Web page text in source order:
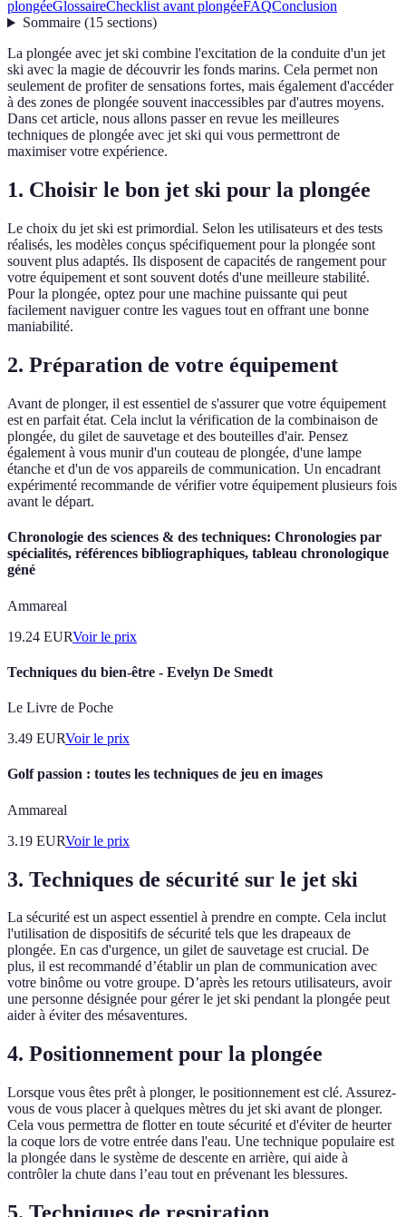
plongéeGlossaireChecklist avant plongéeFAQConclusion
Sommaire(15 sections)
La plongée avec jet ski combine l'excitation de la conduite d'un jet
ski avec la magie de découvrir les fonds marins. Cela permet non
seulement de profiter de sensations fortes, mais également d'accéder
à des zones de plongée souvent inaccessibles par d'autres moyens.
Dans cet article, nous allons passer en revue les meilleures
techniques de plongée avec jet ski qui vous permettront de
maximiser votre expérience.
1. Choisir le bon jet ski pour la plongée
Le choix du jet ski est primordial. Selon les utilisateurs et des tests
réalisés, les modèles conçus spécifiquement pour la plongée sont
souvent plus adaptés. Ils disposent de capacités de rangement pour
votre équipement et sont souvent dotés d'une meilleure stabilité.
Pour la plongée, optez pour une machine puissante qui peut
facilement naviguer contre les vagues tout en offrant une bonne
maniabilité.
2. Préparation de votre équipement
Avant de plonger, il est essentiel de s'assurer que votre équipement
est en parfait état. Cela inclut la vérification de la combinaison de
plongée, du gilet de sauvetage et des bouteilles d'air. Pensez
également à vous munir d'un couteau de plongée, d'une lampe
étanche et d'un de vos appareils de communication. Un encadrant
expérimenté recommande de vérifier votre équipement plusieurs fois
avant le départ.
Chronologie des sciences & des techniques: Chronologies par
spécialités, références bibliographiques, tableau chronologique
géné
Ammareal
19.24 EURVoir le prix
Techniques du bien-être - Evelyn De Smedt
Le Livre de Poche
3.49 EURVoir le prix
Golf passion : toutes les techniques de jeu en images
Ammareal
3.19 EURVoir le prix
3. Techniques de sécurité sur le jet ski
La sécurité est un aspect essentiel à prendre en compte. Cela inclut
l'utilisation de dispositifs de sécurité tels que les drapeaux de
plongée. En cas d'urgence, un gilet de sauvetage est crucial. De
plus, il est recommandé d’établir un plan de communication avec
votre binôme ou votre groupe. D’après les retours utilisateurs, avoir
une personne désignée pour gérer le jet ski pendant la plongée peut
aider à éviter des mésaventures.
4. Positionnement pour la plongée
Lorsque vous êtes prêt à plonger, le positionnement est clé. Assurez-
vous de vous placer à quelques mètres du jet ski avant de plonger.
Cela vous permettra de flotter en toute sécurité et d'éviter de heurter
la coque lors de votre entrée dans l'eau. Une technique populaire est
la plongée dans le système de descente en arrière, qui aide à
contrôler la chute dans l’eau tout en prévenant les blessures.